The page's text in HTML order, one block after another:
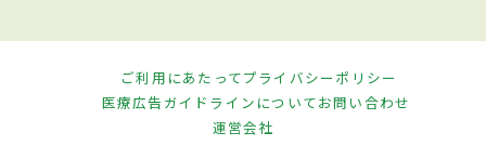
ご利用にあたってプライバシーポリシー
医療広告ガイドラインについてお問い合わせ
運営会社